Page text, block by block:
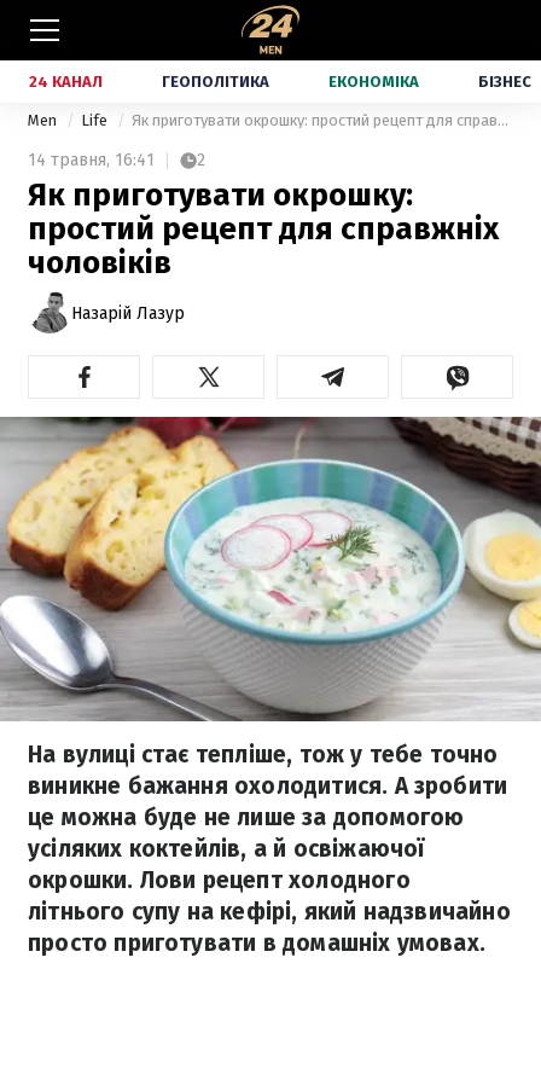
24 КАНАЛ ГЕОПОЛІТИКА ЕКОНОМІКА БІЗНЕС
Men Life Як приготувати окрошку: простий рецепт для справжніх чоловіків
14 травня, 16:41 2
Як приготувати окрошку:
простий рецепт для справжніх
чоловіків
Назарій Лазур
На вулиці стає тепліше, тож у тебе точно
виникне бажання охолодитися. А зробити
це можна буде не лише за допомогою
усіляких коктейлів, а й освіжаючої
окрошки. Лови рецепт холодного
літнього супу на кефірі, який надзвичайно
просто приготувати в домашніх умовах.